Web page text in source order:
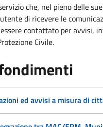
che, nel pieno delle
di ricevere le
contattato per avvisi,
Civile.
ed avvisi a misura di